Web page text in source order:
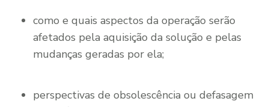
como e quais aspectos da operação serão
afetados pela aquisição da solução e pelas
mudanças geradas por ela;
perspectivas de obsolescência ou defasagem